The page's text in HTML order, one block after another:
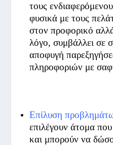
τους
φυσικά με τους
στον προφορικό
λόγο, συμβάλλει σε
αποφυγή
πληροφοριών με
Επίλυση
επιλέγουν άτομα
και μπορούν να